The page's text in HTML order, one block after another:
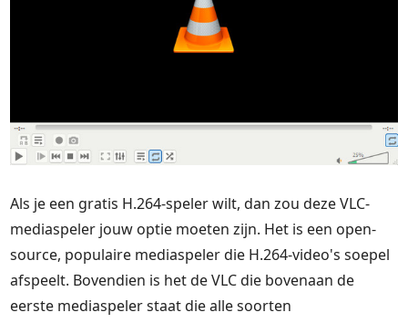
Als je een gratis H.264-speler wilt, dan zou deze VLC-
mediaspeler jouw optie moeten zijn. Het is een open-
source, populaire mediaspeler die H.264-video's soepel
afspeelt. Bovendien is het de VLC die bovenaan de
eerste mediaspeler staat die alle soorten